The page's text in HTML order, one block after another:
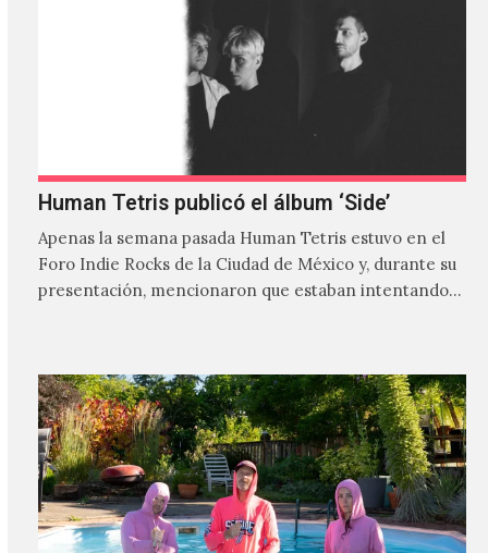
Human Tetris publicó el álbum ‘Side’
Apenas la semana pasada Human Tetris estuvo en el
Foro Indie Rocks de la Ciudad de México y, durante su
presentación, mencionaron que estaban intentando…